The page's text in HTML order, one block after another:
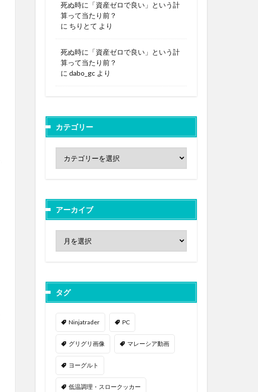
死ぬ時に「資産ゼロで良い」という計
算って当たり前？
に ちりとて より
死ぬ時に「資産ゼロで良い」という計
算って当たり前？
に dabo_gc より
カテゴリー
アーカイブ
タグ
Ninjatrader PC
グリグリ画像 マレーシア動画
ヨーグルト
低温調理・スロークッカー